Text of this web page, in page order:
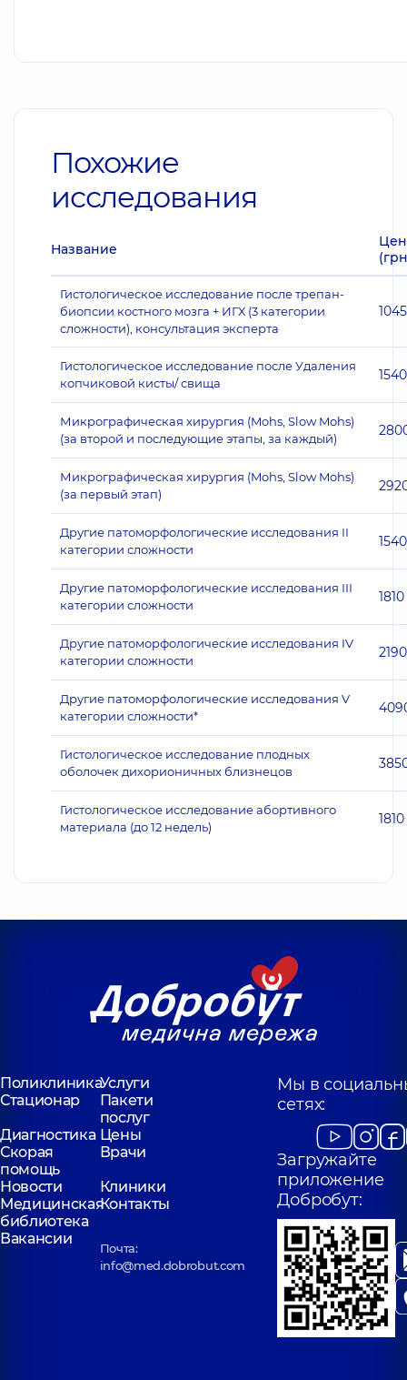
Похожие
исследования
Название
Гистологическое исследование после трепан-
биопсии костного мозга + ИГХ (3 категории
сложности), консультация эксперта
Гистологическое исследование после Удаления
копчиковой кисты/ свища
1540
Микрографическая хирургия (Mohs, Slow Mohs)
(за второй и последующие этапы, за каждый)
Микрографическая хирургия (Mohs, Slow Mohs)
(за первый этап)
Другие патоморфологические исследования II
категории сложности
1540
Другие патоморфологические исследования III
категории сложности
1810
Другие патоморфологические исследования IV
категории сложности
2190
Другие патоморфологические исследования V
категории сложности*
Гистологическое исследование плодных
оболочек дихорионичных близнецов
Гистологическое исследование абортивного
материала (до 12 недель)
1810
ПоликлиникаУслуги
Стационар
Пакети
послуг
Диагностика Цены
Скорая
помощь
Врачи
Новости
Клиники
Медицинская
библиотека
Контакты
Вакансии
Почта:
info@med.dobrobut.com
Мы в
сетях:
Загружайте
приложение
Добробут: